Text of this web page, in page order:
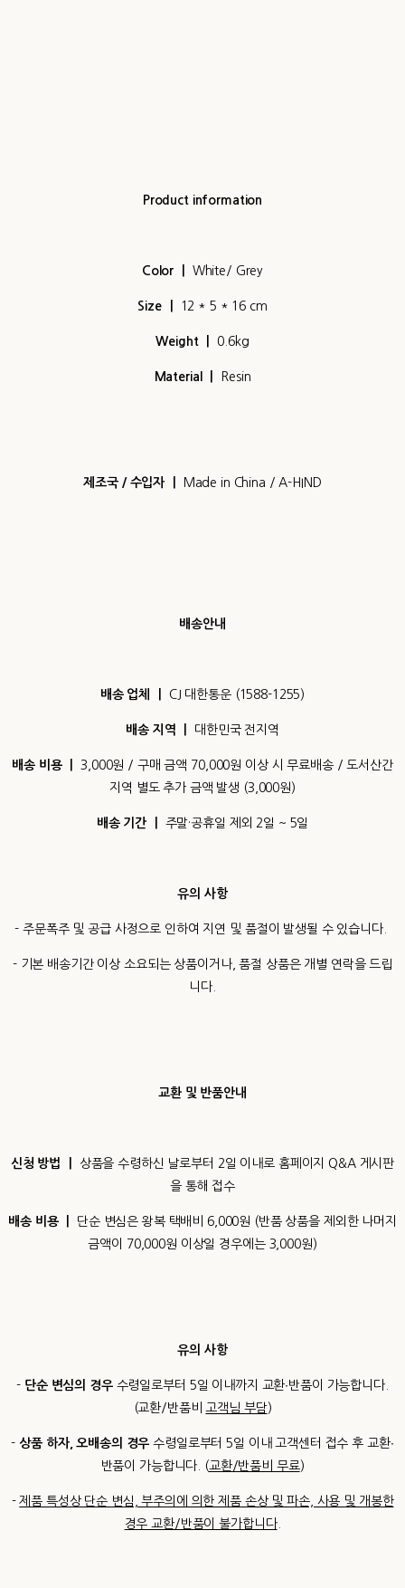
Product information
Color White/ Grey
Size 12 * 5 * 16 cm
Weight 0.6kg
Material Resin
제조국 / 수입자 Made in China / A-HIND
배송안내
배송 업체 ㅣ CJ 대한통운 (1588-1255)
배송 지역 ㅣ 대한민국 전지역
배송 비용 ㅣ 3,000원 / 구매 금액 70,000원 이상 시 무료배송 / 도서산간
지역 별도 추가 금액 발생 (3,000원)
배송 기간 ㅣ 주말·공휴일 제외 2일 ~ 5일
유의 사항
- 주문폭주 및 공급 사정으로 인하여 지연 및 품절이 발생될 수 있습니다.
- 기본 배송기간 이상 소요되는 상품이거나, 품절 상품은 개별 연락을 드립
니다.
교환 및 반품안내
신청 방법 ㅣ 상품을 수령하신 날로부터 2일 이내로 홈페이지 Q&A 게시판
을 통해 접수
배송 비용 ㅣ
단순 변심은 왕복 택배비 6,000원 (반품 상품을 제외한 나머지
금액이 70,000원 이상일 경우에는 3,000원)
유의 사항
- 단순 변심의 경우수령일로부터 5일 이내까지 교환∙반품이 가능합니다.
(교환/반품비
고객님 부담)
- 상품 하자, 오배송의 경우 수령일로부터 5일 이내 고객센터 접수 후 교환∙
반품이 가능합니다. (교환/반품비 무료)
-제품 특성상 단순 변심, 부주의에 의한 제품 손상 및 파손, 사용 및 개봉한
경우 교환/반품이 불가합니다.